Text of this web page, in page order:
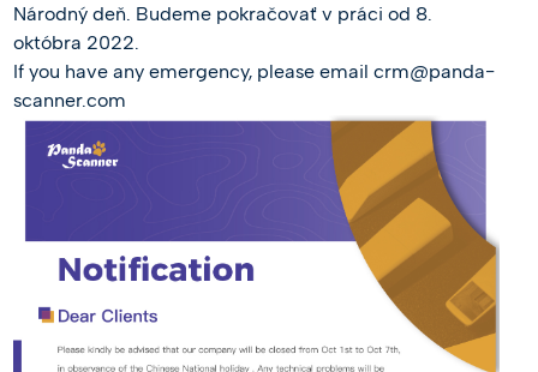
Národný deň. Budeme pokračovať v práci od 8.
októbra 2022.
If you have any emergency, please email crm@panda-
scanner.com